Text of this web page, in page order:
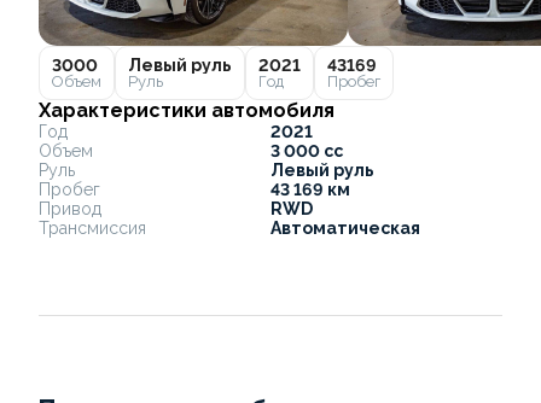
3000
Объем
Левый руль
Руль
2021
Год
43169
Пробег
Характеристики автомобиля
Год
2021
Объем
3 000 cc
Руль
Левый руль
Пробег
43 169 км
Привод
RWD
Трансмиссия
Автоматическая